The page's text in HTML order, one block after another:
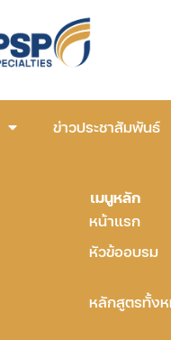
ข่าวประชาสัมพันธ์
เมนูหลัก
หน้าแรก
หัวข้ออบรม
หลักสูตรทั้ง